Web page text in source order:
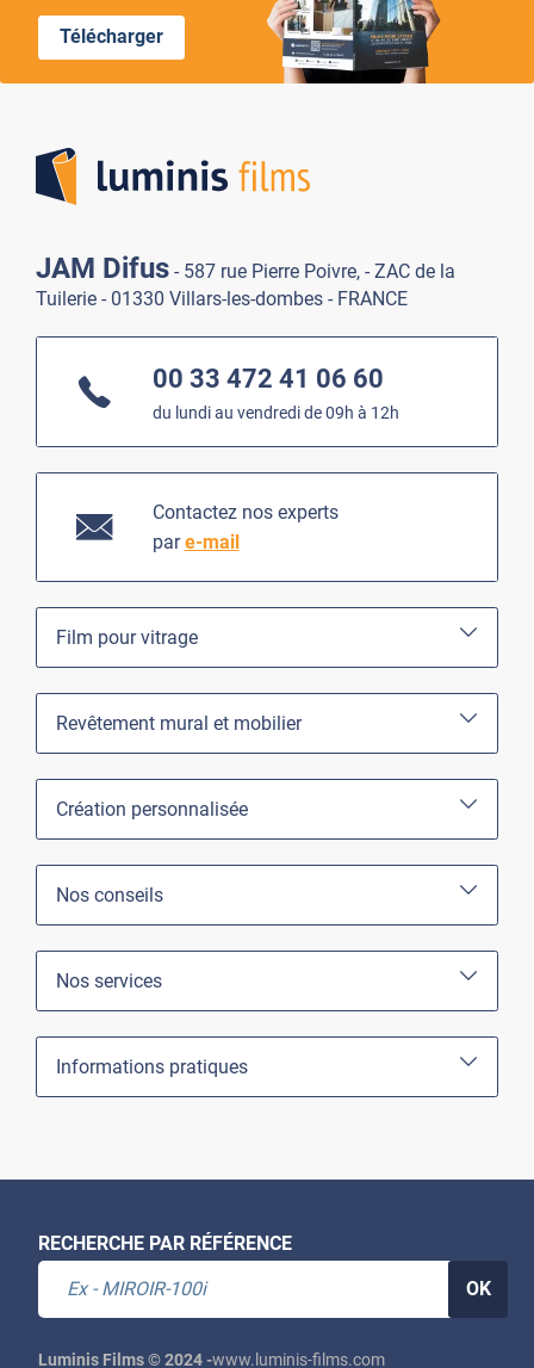
Télécharger
JAM Difus - 587 rue Pierre Poivre, - ZAC de la
Tuilerie - 01330 Villars-les-dombes - FRANCE
00 33 472 41 06 60
du lundi au vendredi de 09h à 12h
Contactez nos experts
pare-mail
Film pour vitrage
Revêtement mural et mobilier
Création personnalisée
Nos conseils
Nos services
Informations pratiques
RECHERCHE PAR RÉFÉRENCE
OK
Luminis Films © 2024 -www.luminis-films.com